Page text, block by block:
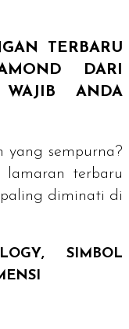
TERBARU
DARI
ANDA
yang sempurna?
lamaran terbaru
diminati di
, SIMBOL